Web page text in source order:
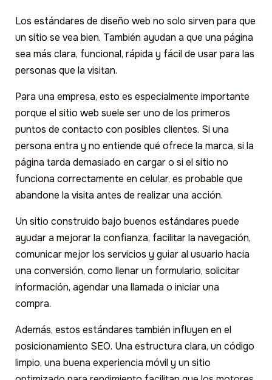
Los estándares de diseño web no solo sirven para que
un sitio se vea bien. También ayudan a que una página
sea más clara, funcional, rápida y fácil de usar para las
personas que la visitan.
Para una empresa, esto es especialmente importante
porque el sitio web suele ser uno de los primeros
puntos de contacto con posibles clientes. Si una
persona entra y no entiende qué ofrece la marca, si la
página tarda demasiado en cargar o si el sitio no
funciona correctamente en celular, es probable que
abandone la visita antes de realizar una acción.
Un sitio construido bajo buenos estándares puede
ayudar a mejorar la confianza, facilitar la navegación,
comunicar mejor los servicios y guiar al usuario hacia
una conversión, como llenar un formulario, solicitar
información, agendar una llamada o iniciar una
compra.
Además, estos estándares también influyen en el
posicionamiento SEO. Una estructura clara, un código
limpio, una buena experiencia móvil y un sitio